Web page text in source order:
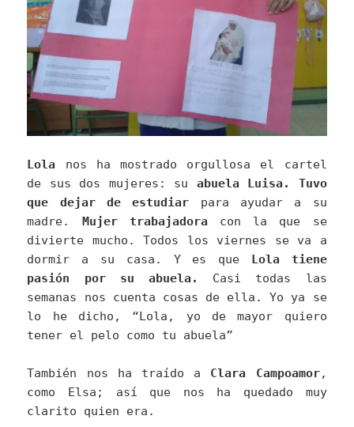
Lola nos ha mostrado orgullosa el cartel
de sus dos mujeres: su abuela Luisa. Tuvo
que dejar de estudiar para ayudar a su
madre. Mujer trabajadora con la que se
divierte mucho. Todos los viernes se va a
dormir a su casa. Y es que Lola tiene
pasión por su abuela.
Casi todas las
semanas nos cuenta cosas de ella. Yo ya se
lo he dicho, “Lola, yo de mayor quiero
tener el pelo como tu abuela”
También nos ha traído a Clara Campoamor,
como Elsa; así que nos ha quedado muy
clarito quien era.